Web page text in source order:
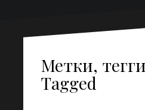
Метки,
Tagged